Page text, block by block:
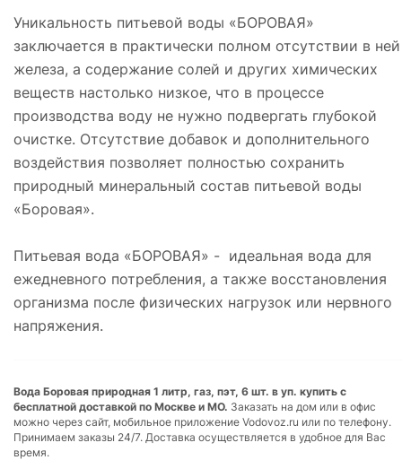
Уникальность питьевой воды «БОРОВАЯ»
заключается в практически полном отсутствии в ней
железа, а содержание солей и других химических
веществ настолько низкое, что в процессе
производства воду не нужно подвергать глубокой
очистке. Отсутствие добавок и дополнительного
воздействия позволяет полностью сохранить
природный минеральный состав питьевой воды
«Боровая».
Питьевая вода «БОРОВАЯ» - идеальная вода для
ежедневного потребления, а также восстановления
организма после физических нагрузок или нервного
напряжения.
Вода Боровая природная 1 литр, газ, пэт, 6 шт. в уп. купить с
бесплатной доставкой по Москве и МО. Заказать на дом или в офис
можно через сайт, мобильное приложение Vodovoz.ru или по телефону.
Принимаем заказы 24/7. Доставка осуществляется в удобное для Вас
время.